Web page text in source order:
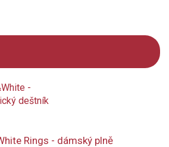
Rings - dámský plně